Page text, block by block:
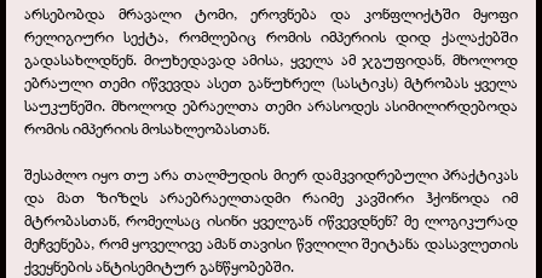
არსებობდა მრავალი ტომი, ეროვნება და კონფლიქტში მყოფი
რელიგიური სექტა, რომლებიც რომის იმპერიის დიდ ქალაქებში
გადასახლდნენ. მიუხედავად ამისა, ყველა ამ ჯგუფიდან, მხოლოდ
ებრაული თემი იწვევდა ასეთ განუხრელ (სასტიკს) მტრობას ყველა
საუკუნეში. მხოლოდ ებრაელთა თემი არასოდეს ასიმილირდებოდა
რომის იმპერიის მოსახლეობასთან.
შესაძლო იყო თუ არა თალმუდის მიერ დამკვიდრებული პრაქტიკას
და მათ ზიზღს არაებრაელთადმი რაიმე კავშირი ჰქონოდა იმ
მტრობასთან, რომელსაც ისინი ყველგან იწვევდნენ? მე ლოგიკურად
მეჩვენება, რომ ყოველივე ამან თავისი წვლილი შეიტანა დასავლეთის
ქვეყნების ანტისემიტურ განწყობებში.